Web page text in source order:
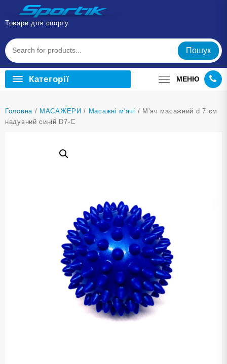
Перейти
вмісту
Товари для спорту
Пошук
Категорії МЕНЮ
Головна / МАСАЖЕРИ / Масажні м'ячі / М’яч масажний d 7 см
надувний синій D7-С